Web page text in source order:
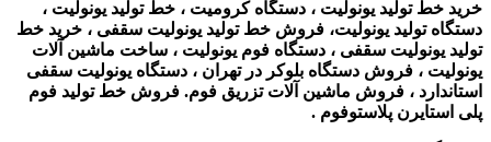
خرید خط تولید یونولیت ، دستگاه کرومیت ، خط تولید یونولیت ،
دستگاه تولید یونولیت، فروش خط تولید یونولیت سقفی ، خرید خط
تولید یونولیت سقفی ، دستگاه فوم یونولیت ، ساخت ماشین آلات
یونولیت ، فروش دستگاه بلوکر در تهران ، دستگاه یونولیت سقفی
استاندارد ، فروش ماشین آلات تزریق فوم. فروش خط تولید فوم
پلی استایرن پلاستوفوم .